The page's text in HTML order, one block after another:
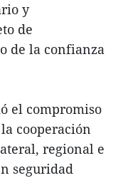
y
de
de la confianza
el compromiso
cooperación
regional e
seguridad